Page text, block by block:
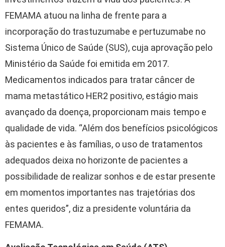
FEMAMA atuou na linha de frente para a
incorporação do trastuzumabe e pertuzumabe no
Sistema Único de Saúde (SUS), cuja aprovação pelo
Ministério da Saúde foi emitida em 2017.
Medicamentos indicados para tratar câncer de
mama metastático HER2 positivo, estágio mais
avançado da doença, proporcionam mais tempo e
qualidade de vida. “Além dos benefícios psicológicos
às pacientes e às famílias, o uso de tratamentos
adequados deixa no horizonte de pacientes a
possibilidade de realizar sonhos e de estar presente
em momentos importantes nas trajetórias dos
entes queridos”, diz a presidente voluntária da
FEMAMA.